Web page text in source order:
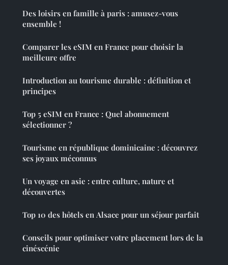
Des loisirs en famille à paris : amusez-vous
ensemble !
Comparer les eSIM en France pour choisir la
meilleure offre
Introduction au tourisme durable : définition et
principes
Top 5 eSIM en France : Quel abonnement
sélectionner ?
Tourisme en république dominicaine : découvrez
ses joyaux méconnus
Un voyage en asie : entre culture, nature et
découvertes
Top 10 des hôtels en Alsace pour un séjour parfait
Conseils pour optimiser votre placement lors de la
cinéscénie